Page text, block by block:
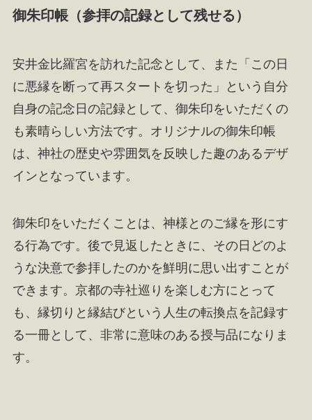
御朱印帳（参拝の記録として残せる）
安井金比羅宮を訪れた記念として、また「この日
に悪縁を断って再スタートを切った」という自分
自身の記念日の記録として、御朱印をいただくの
も素晴らしい方法です。オリジナルの御朱印帳
は、神社の歴史や雰囲気を反映した趣のあるデザ
インとなっています。
御朱印をいただくことは、神様とのご縁を形にす
る行為です。後で見返したときに、その日どのよ
うな決意で参拝したのかを鮮明に思い出すことが
できます。京都の寺社巡りを楽しむ方にとって
も、縁切りと縁結びという人生の転換点を記録す
る一冊として、非常に意味のある授与品になりま
す。